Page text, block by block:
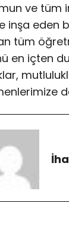
ve tüm
inşa eden
tüm
en içten